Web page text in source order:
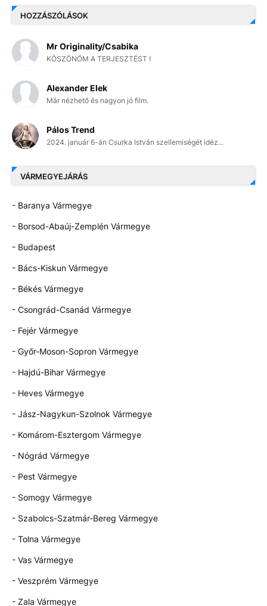
HOZZÁSZÓLÁSOK
Mr Originality/Csabika
KÖSZÖNÖM A TERJESZTÉST !
Alexander Elek
Már nézhető és nagyon jó film.
Pálos Trend
2024. január 6-án Csurka István szellemiségét idéz...
VÁRMEGYEJÁRÁS
- Baranya Vármegye
- Borsod-Abaúj-Zemplén Vármegye
- Budapest
- Bács-Kiskun Vármegye
- Békés Vármegye
- Csongrád-Csanád Vármegye
- Fejér Vármegye
- Győr-Moson-Sopron Vármegye
- Hajdú-Bihar Vármegye
- Heves Vármegye
- Jász-Nagykun-Szolnok Vármegye
- Komárom-Esztergom Vármegye
- Nógrád Vármegye
- Pest Vármegye
- Somogy Vármegye
- Szabolcs-Szatmár-Bereg Vármegye
- Tolna Vármegye
- Vas Vármegye
- Veszprém Vármegye
- Zala Vármegye